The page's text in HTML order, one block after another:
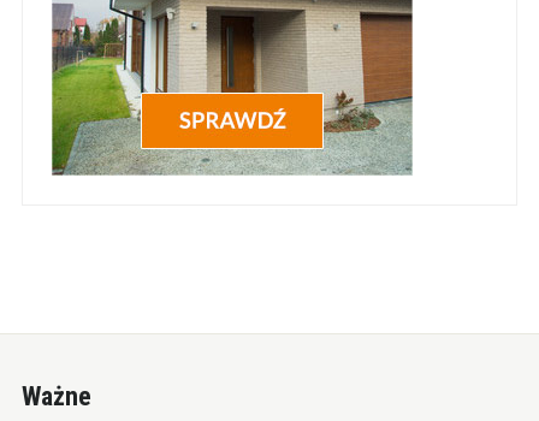
Ważne